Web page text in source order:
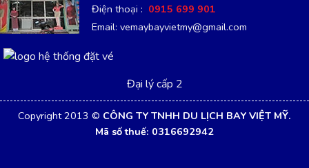
Điện thoại : 0915 699 901
Email: vemaybayvietmy@gmail.com
Đại lý cấp 2
Copyright 2013 © CÔNG TY TNHH DU LỊCH BAY VIỆT MỸ.
Mã số thuế: 0316692942